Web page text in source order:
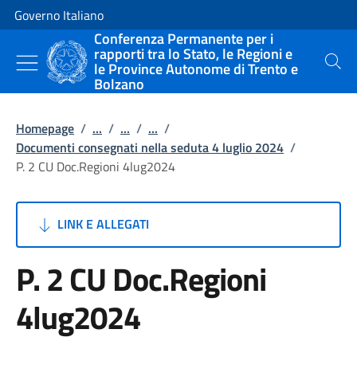
Vai al contenuto
Vai alla navigazione del sito
Governo Italiano
Conferenza Permanente per i
rapporti tra lo Stato, le Regioni e
le Province Autonome di Trento e
Bolzano
Cerca
Homepage / ... / ... / ... /
Documenti consegnati nella seduta 4 luglio 2024 /
P. 2 CU Doc.Regioni 4lug2024
LINK E ALLEGATI
P. 2 CU Doc.Regioni
4lug2024